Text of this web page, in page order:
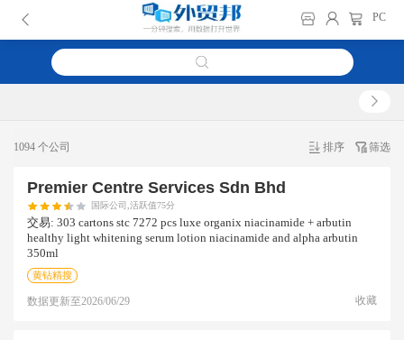
PC
1094 个公司 排序 筛选
Premier Centre Services Sdn Bhd
国际公司,活跃值75分
交易: 303 cartons stc 7272 pcs luxe organix niacinamide + arbutin
healthy light whitening serum lotion niacinamide and alpha arbutin
350ml
黄钻精搜
数据更新至2026/06/29 收藏